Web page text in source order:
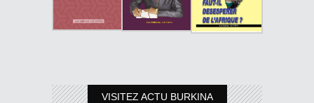
VISITEZ ACTU BURKINA